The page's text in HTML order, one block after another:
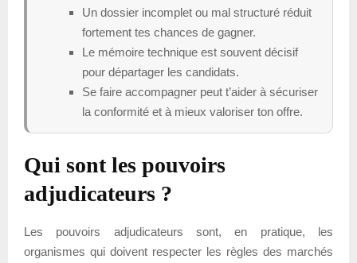
Un dossier incomplet ou mal structuré réduit
fortement tes chances de gagner.
Le mémoire technique est souvent décisif
pour départager les candidats.
Se faire accompagner peut t’aider à sécuriser
la conformité et à mieux valoriser ton offre.
Qui sont les pouvoirs
adjudicateurs ?
Les pouvoirs adjudicateurs sont, en pratique, les
organismes qui doivent respecter les règles des marchés